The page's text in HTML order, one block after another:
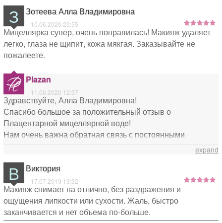
З Зотеева Алла Владимировна
10.06.2020 23:55
Мицеллярка супер, очень понравилась! Макияж удаляет
легко, глаза не щипит, кожа мякгая. Заказывайте не
пожалеете.
Plazan
11.06.2020 12:37
Здравствуйте, Алла Владимировна!
Спасибо большое за положительный отзыв о
Плацентарной мицеллярной воде!
Нам очень важна обратная связь с постоянными
expand
В Виктория
17.07.2019 13:32
Макияж снимает на отлично, без раздражения и
ощущения липкости или сухости. Жаль, быстро
заканчивается и нет объема по-больше.